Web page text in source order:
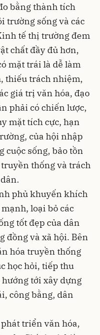
bằng thành tích
trường sống và các
tế thị trường đem
chất đầy đủ hơn,
mặt trái là dễ làm
thiếu trách nhiệm,
giá trị văn hóa, đạo
phải có chiến lược,
mặt tích cực, hạn
của hội nhập
cuộc sống, bảo tồn
thống và trách
phủ khuyến khích
loại bỏ các
tốt đẹp của dân
đồng và xã hội. Bên
hóa truyền thống
học hỏi, tiếp thu
tới xây dựng
công bằng, dân
triển văn hóa,